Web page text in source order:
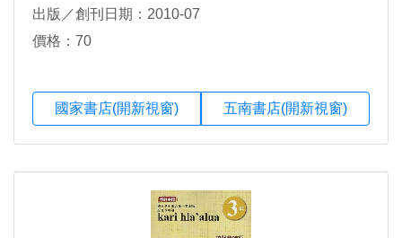
出版／創刊日期：2010-07
價格：70
國家書店(開新視窗) 五南書店(開新視窗)